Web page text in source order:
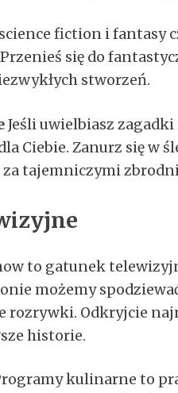
fiction i fantasy
się do
stworzeń.
Jeśli uwielbiasz
Ciebie. Zanurz się w
tajemniczymi
to gatunek
możemy
rozrywki. Odkryjcie
historie.
kulinarne to